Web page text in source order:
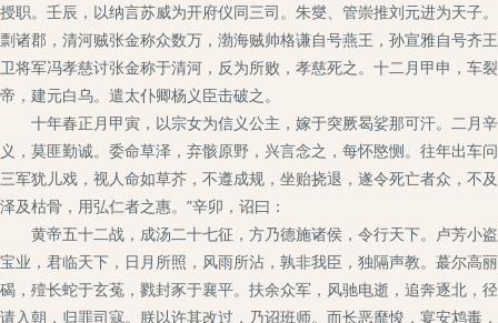
授职。壬辰，以纳言苏威为开府仪同三司。朱燮、管崇推刘元进为天子
剽诸郡，清河贼张金称众数万，渤海贼帅格谦自号燕王，孙宣雅自号齐
卫将军冯孝慈讨张金称于清河，反为所败，孝慈死之。十二月甲申，车
帝，建元白乌。遣太仆卿杨义臣击破之。
十年春正月甲寅，以宗女为信义公主，嫁于突厥曷娑那可汗。二月
义，莫匪勤诚。委命草泽，弃骸原野，兴言念之，每怀愍恻。往年出
三军犹儿戏，视人命如草芥，不遵成规，坐贻挠退，遂令死亡者众，不
泽及枯骨，用弘仁者之惠。”辛卯，诏曰：
黄帝五十二战，成汤二十七征，方乃德施诸侯，令行天下。卢芳小
宝业，君临天下，日月所照，风雨所沾，孰非我臣，独隔声教。蕞尔高
碣，殪长蛇于玄菟，戮封豕于襄平。扶余众军，风驰电逝，追奔逐北，
请入朝，归罪司寇。朕以许其改过，乃诏班师。而长恶靡悛，宴安鸩毒